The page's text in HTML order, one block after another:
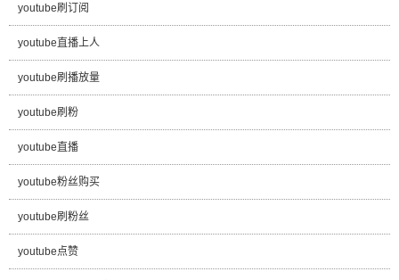
youtube刷订阅
youtube直播上人
youtube刷播放量
youtube刷粉
youtube直播
youtube粉丝购买
youtube刷粉丝
youtube点赞